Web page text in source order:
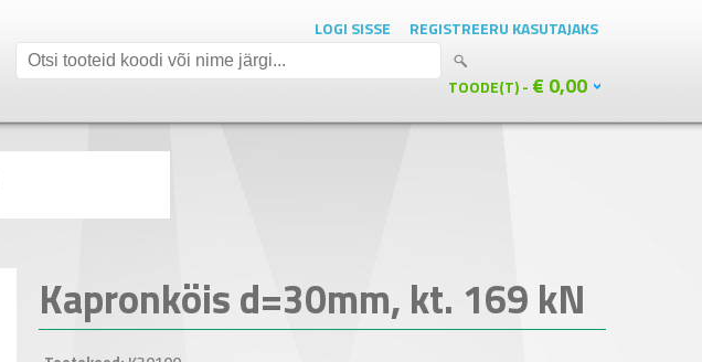
LOGI SISSE REGISTREERU KASUTAJAKS
TOODE(T) - € 0,00
Kapronköis d=30mm, kt. 169 kN